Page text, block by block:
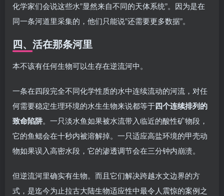
化学家们会说这些水”显然来自不同的天体系统”。因为是在
同一条河道里采集的，他们只能说”还需要更多数据”。
四、活在那条河里
本不该有任何生物可以生存在逆流河中。
一条在四段完全不同化学性质的水中连续流动的河流，对任
何需要稳定生理环境的水生生物来说都等于四个连续排列的
致命陷阱。一只淡水鱼如果被水流带入临近的酸性矿物段，
它的鱼鳃会在十秒内被溶解掉。一只适应高盐环境的甲壳动
物如果误入高密水段，它的渗透调节会在三分钟内崩溃。
但逆流河里确实有生物。而且它们解决跨越水文边界的方
式，是迄今为止拉古大陆生物适应性中最令人震惊的案例之